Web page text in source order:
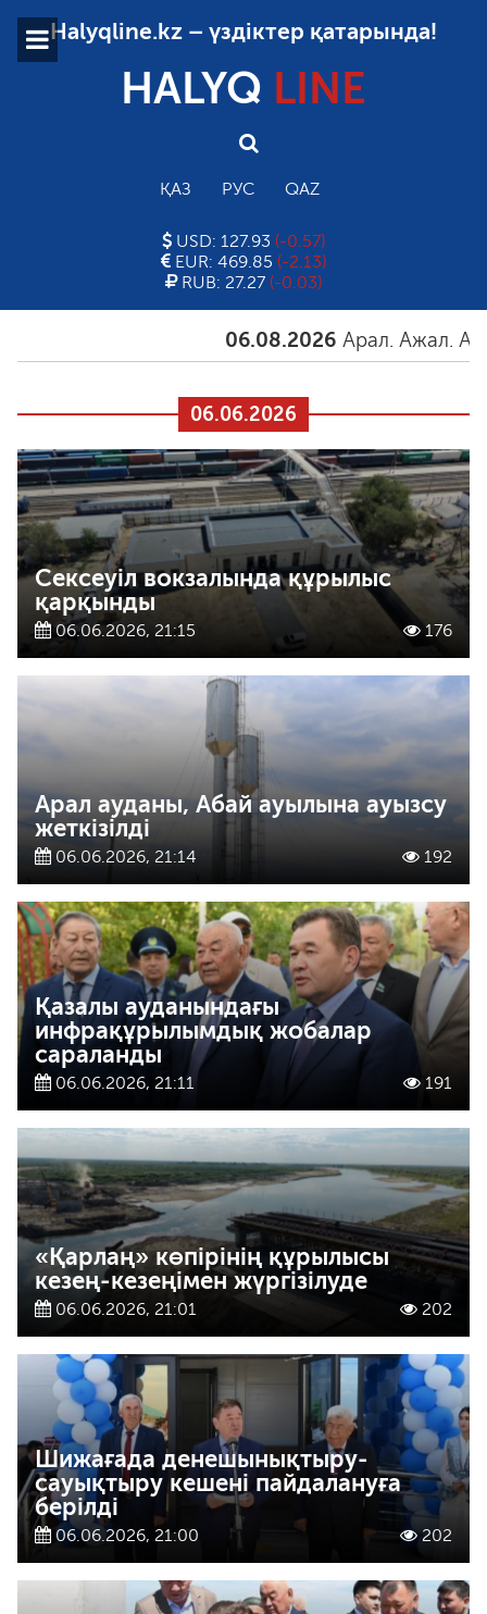
Halyqline.kz – үздіктер қатарында!
HALYQ LINE
ҚАЗ РУС QAZ
USD: 127.93 (-0.57)
EUR: 469.85 (-2.13)
RUB: 27.27 (-0.03)
06.08.2026 Арал. Ажал. Айғақ
06.06.2026
Сексеуіл вокзалында құрылыс
қарқынды
06.06.2026, 21:15 176
Арал ауданы, Абай ауылына ауызсу
жеткізілді
06.06.2026, 21:14 192
Қазалы ауданындағы
инфрақұрылымдық жобалар
сараланды
06.06.2026, 21:11 191
«Қарлаң» көпірінің құрылысы
кезең-кезеңімен жүргізілуде
06.06.2026, 21:01 202
Шижағада денешынықтыру-
сауықтыру кешені пайдалануға
берілді
06.06.2026, 21:00 202